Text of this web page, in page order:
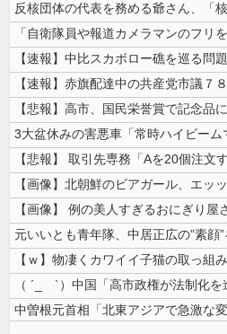
元いいとも青年隊、中居正広の”素顔
【ｗ】物凄くカワイイ子猫の取っ組
中曽根元首相「北東アジアで急激な